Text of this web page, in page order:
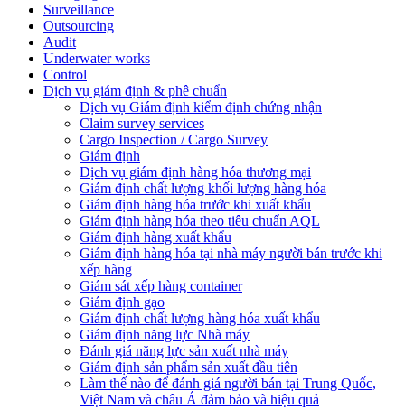
Surveillance
Outsourcing
Audit
Underwater works
Control
Dịch vụ giám định & phê chuẩn
Dịch vụ Giám định kiểm định chứng nhận
Claim survey services
Cargo Inspection / Cargo Survey
Giám định
Dịch vụ giám định hàng hóa thương mại
Giám định chất lượng khối lượng hàng hóa
Giám định hàng hóa trước khi xuất khẩu
Giám định hàng hóa theo tiêu chuẩn AQL
Giám định hàng xuất khẩu
Giám định hàng hóa tại nhà máy người bán trước khi
xếp hàng
Giám sát xếp hàng container
Giám định gạo
Giám định chất lượng hàng hóa xuất khẩu
Giám định năng lực Nhà máy
Đánh giá năng lực sản xuất nhà máy
Giám định sản phẩm sản xuất đầu tiên
Làm thế nào để đánh giá người bán tại Trung Quốc,
Việt Nam và châu Á đảm bảo và hiệu quả